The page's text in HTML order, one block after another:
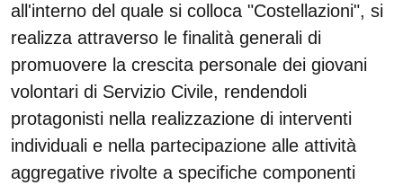
all'interno del quale si colloca "Costellazioni", si
realizza attraverso le finalità generali di
promuovere la crescita personale dei giovani
volontari di Servizio Civile, rendendoli
protagonisti nella realizzazione di interventi
individuali e nella partecipazione alle attività
aggregative rivolte a specifiche componenti